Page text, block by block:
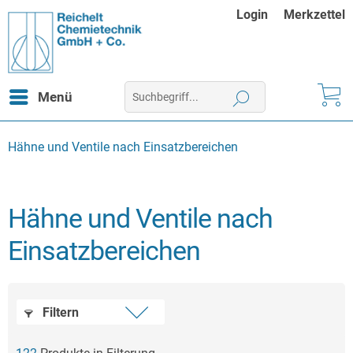
Login Merkzettel
Menü
Hähne und Ventile nach Einsatzbereichen
Hähne und Ventile nach
Einsatzbereichen
Filtern